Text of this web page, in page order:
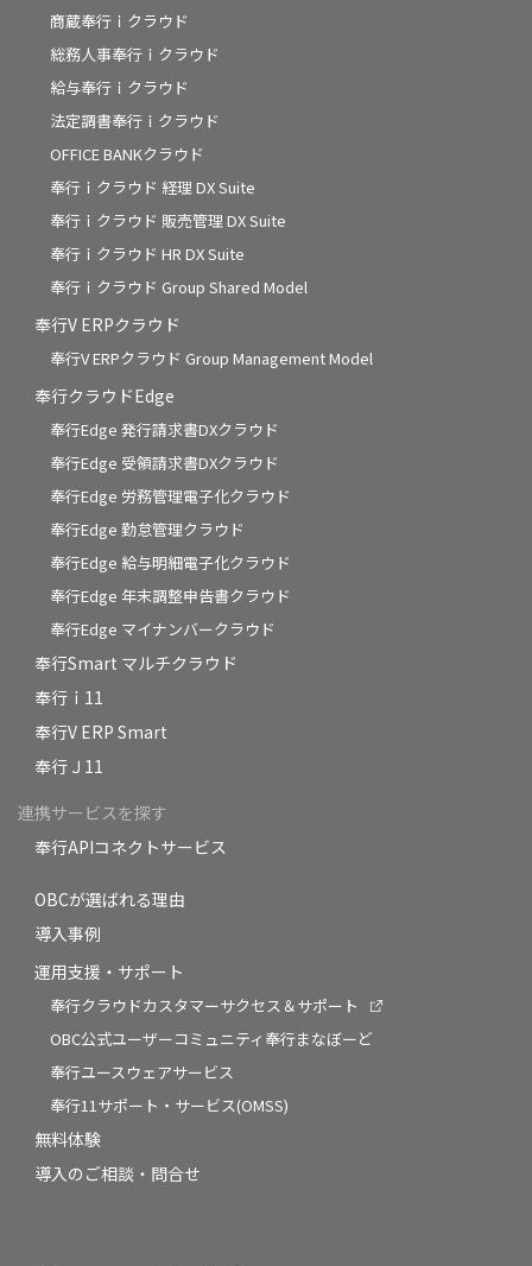
商蔵奉行ｉクラウド
総務人事奉行ｉクラウド
給与奉行ｉクラウド
法定調書奉行ｉクラウド
OFFICE BANKクラウド
奉行ｉクラウド 経理 DX Suite
奉行ｉクラウド 販売管理 DX Suite
奉行ｉクラウド HR DX Suite
奉行ｉクラウド Group Shared Model
奉行V ERPクラウド
奉行V ERPクラウド Group Management Model
奉行クラウドEdge
奉行Edge 発行請求書DXクラウド
奉行Edge 受領請求書DXクラウド
奉行Edge 労務管理電子化クラウド
奉行Edge 勤怠管理クラウド
奉行Edge 給与明細電子化クラウド
奉行Edge 年末調整申告書クラウド
奉行Edge マイナンバークラウド
奉行Smart マルチクラウド
奉行ｉ11
奉行V ERP Smart
奉行Ｊ11
連携サービスを探す
奉行APIコネクトサービス
OBCが選ばれる理由
導入事例
運用支援・サポート
奉行クラウドカスタマーサクセス＆サポート
OBC公式ユーザーコミュニティ奉行まなぼーど
奉行ユースウェアサービス
奉行11サポート・サービス(OMSS)
無料体験
導入のご相談・問合せ